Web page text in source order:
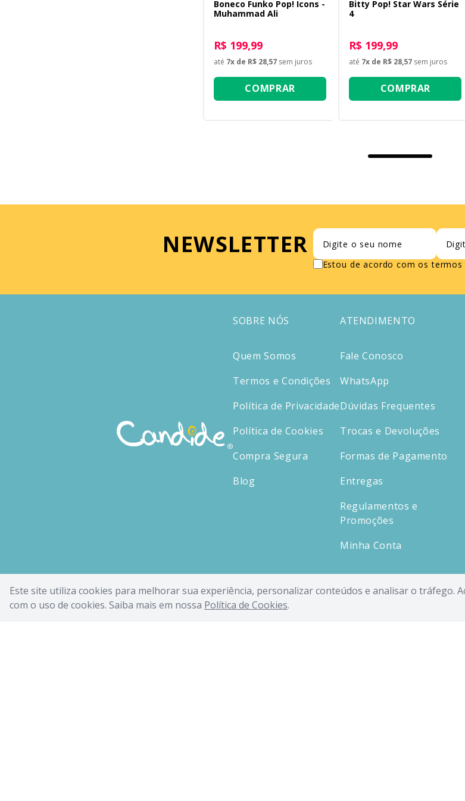
Este site utiliza cookies para melhorar sua experiência, personalizar conteúdos e analisar o tráfego.
com o uso de cookies. Saiba mais em nossa Política de Cookies.
Boneco Funko Pop! Icons -
Muhammad Ali
R$ 199,99
até 7x de R$ 28,57 sem juros
COMPRAR
Bitty Pop! Star Wars Série
4
R$ 199,99
até 7x de R$ 28,57 sem juros
COMPRAR
NEWSLETTER
Estou de acordo com os termos
SOBRE NÓS
Quem Somos
Termos e Condições
Política de Privacidade
Política de Cookies
Compra Segura
Blog
ATENDIMENTO
Fale Conosco
WhatsApp
Dúvidas Frequentes
Trocas e Devoluções
Formas de Pagamento
Entregas
Regulamentos e
Promoções
Minha Conta